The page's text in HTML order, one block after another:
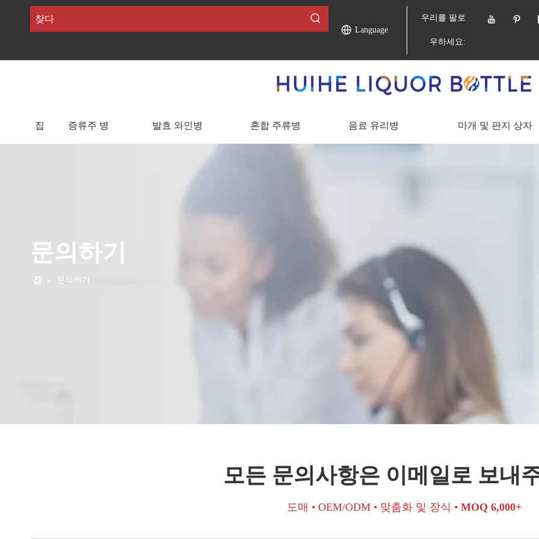
Language
우리를 팔로
우하세요:
집 증류주 병 발효 와인병 혼합 주류병 음료 유리병 마개 및 판지 상자
문의하기
집 » 문의하기
모든 문의사항은 이메일로 보내
도매 • OEM/ODM • 맞춤화 및 장식 • MOQ 6,000+